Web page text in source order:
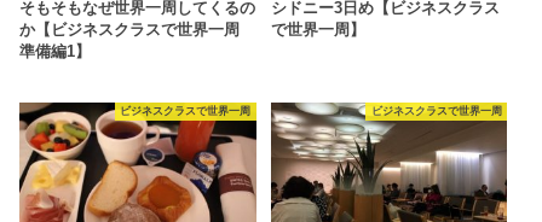
そもそもなぜ世界一周してくるの
か【ビジネスクラスで世界一周
準備編1】
シドニー3日め【ビジネスクラス
で世界一周】
ビジネスクラスで世界一周 ビジネスクラスで世界一周